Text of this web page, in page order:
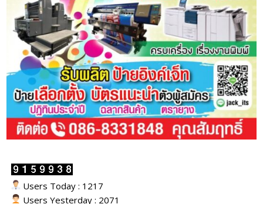
Users Today : 1217
Users Yesterday : 2071